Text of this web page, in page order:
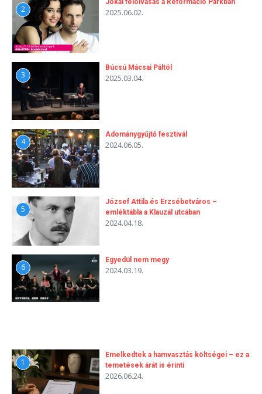
2 2025.06.02.
3
Búcsú Mácsai Páltól
2025.03.04.
4
Adománygyűjtő fesztivál
2024.06.05.
5
József Attila és Erzsébetváros –
emléktábla a Klauzál utcában
2024.04.18.
6
Egyedül nem megy
2024.03.19.
1
Emelkedtek a hamvasztás költségei – ez a
temetések árát is érinti
2026.06.24.